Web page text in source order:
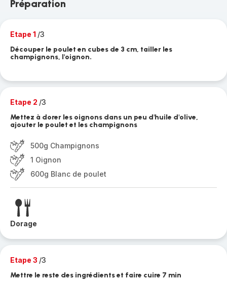
Préparation
Etape 1 /3
Découper le poulet en cubes de 3 cm, tailler les
champignons, l'oignon.
Etape 2 /3
Mettez à dorer les oignons dans un peu d'huile d'olive,
ajouter le poulet et les champignons
500g Champignons
1 Oignon
600g Blanc de poulet
Dorage
Etape 3 /3
Mettre le reste des ingrédients et faire cuire 7 min